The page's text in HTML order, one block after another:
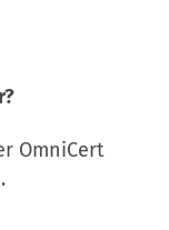
OmniCert